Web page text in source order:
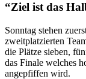
“Ziel ist das
Sonntag stehen
zweitplatzierten
die Plätze sieben,
das Finale welches
angepfiffen wird.